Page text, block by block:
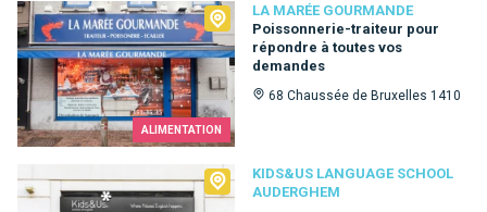
ALIMENTATION
LA MARÉE GOURMANDE
Poissonnerie-traiteur pour
répondre à toutes vos
demandes
68 Chaussée de Bruxelles 1410
La Marée Gourmande
KIDS&US LANGUAGE SCHOOL
AUDERGHEM
Kids&Us language school Auderghem